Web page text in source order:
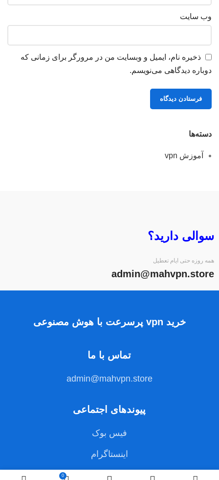
وب‌ سایت
ذخیره نام، ایمیل و وبسایت من در مرورگر برای زمانی که
دوباره دیدگاهی می‌نویسم.
دسته‌ها
آموزش vpn
سوالی دارید؟
همه روزه حتی ایام تعطیل
admin@mahvpn.store
خرید vpn پرسرعت با هوش مصنوعی
تماس با ما
admin@mahvpn.store
پیوندهای اجتماعی
فیس بوک
اینستاگرام
0